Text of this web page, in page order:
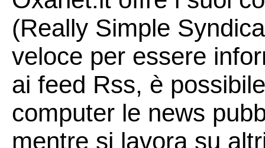
(Really Simple
veloce per essere
ai feed Rss, è
computer le news
mentre si lavora su